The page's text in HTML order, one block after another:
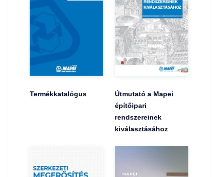
Termékkatalógus
Útmutató a Mapei
építőipari
rendszereinek
kiválasztásához